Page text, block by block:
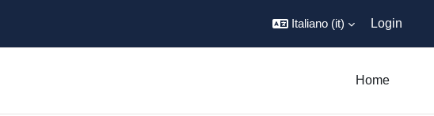
Italiano ‎(it)‎ Login
Home